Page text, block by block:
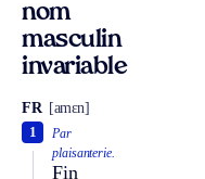
nom
masculin
invariable
FR [amɛn]
Par
plaisanterie.
Fin
1